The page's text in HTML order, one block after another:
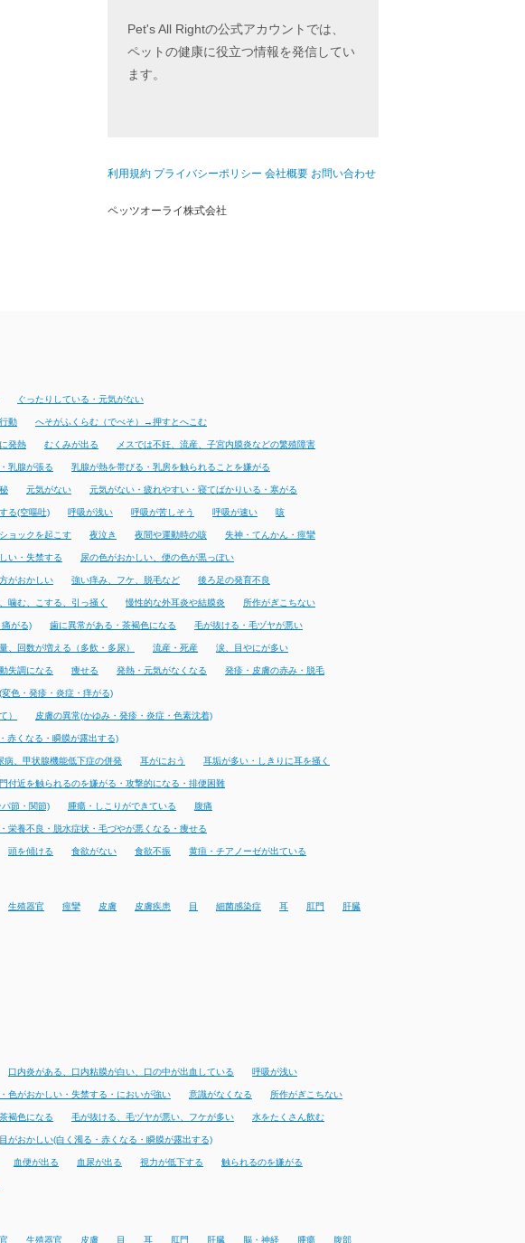
Pet's All Rightの公式アカウントでは、
ペットの健康に役立つ情報を発信してい
ます。
利用規約 プライバシーポリシー 会社概要 お問い合わせ
ペッツオーライ株式会社
ぐったりしている・元気がない
動 へそがふくらむ（でべそ）→押すとへこむ
発熱 むくみが出る メスでは不妊、流産、子宮内膜炎などの繁殖障害
乳腺が張る 乳腺が熱を帯びる・乳房を触られることを嫌がる
元気がない 元気がない・疲れやすい・寝てばかりいる・寒がる
る(空嘔吐) 呼吸が浅い 呼吸が苦しそう 呼吸が速い 咳
ョックを起こす 夜泣き 夜間や運動時の咳 失神・てんかん・痙攣
い・失禁する 尿の色がおかしい、便の色が黒っぽい
がおかしい 強い痒み、フケ、脱毛など 後ろ足の発育不良
噛む、こする、引っ掻く 慢性的な外耳炎や結膜炎 所作がぎこちない
がる) 歯に異常がある・茶褐色になる 毛が抜ける・毛ヅヤが悪い
、回数が増える（多飲・多尿） 流産・死産 涙、目やにが多い
失調になる 痩せる 発熱・元気がなくなる 発疹・皮膚の赤み・脱毛
色・発疹・炎症・痒がる)
） 皮膚の異常(かゆみ・発疹・炎症・色素沈着)
赤くなる・瞬膜が露出する)
病、甲状腺機能低下症の併発 耳がにおう 耳垢が多い・しきりに耳を掻く
付近を触られるのを嫌がる・攻撃的になる・排便困難
節・関節) 腫瘍・しこりができている 腹痛
栄養不良・脱水症状・毛づやが悪くなる・痩せる
頭を傾ける 食欲がない 食欲不振 黄疸・チアノーゼが出ている
生殖器官 痙攣 皮膚 皮膚疾患 目 細菌感染症 耳 肛門 肝臓
口内炎がある、口内粘膜が白い、口の中が出血している 呼吸が浅い
色がおかしい・失禁する・においが強い 意識がなくなる 所作がぎこちない
褐色になる 毛が抜ける、毛ヅヤが悪い、フケが多い 水をたくさん飲む
目がおかしい(白く濁る・赤くなる・瞬膜が露出する)
血便が出る 血尿が出る 視力が低下する 触られるのを嫌がる
生殖器官 皮膚 目 耳 肛門 肝臓 脳・神経 腫瘍 腹部